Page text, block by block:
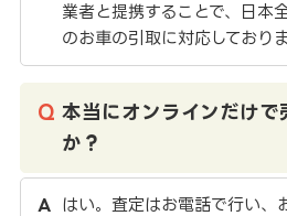
業者と提携することで、日本
のお車の引取に対応しておりま
本当にオンラインだけで
か？
はい。査定はお電話で行い、